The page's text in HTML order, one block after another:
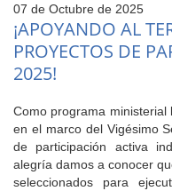
07 de Octubre de 2025
¡APOYANDO AL
PROYECTOS DE
2025!
Como programa ministerial
en el marco del Vigésimo
de participación activa
alegría damos a conocer
seleccionados para